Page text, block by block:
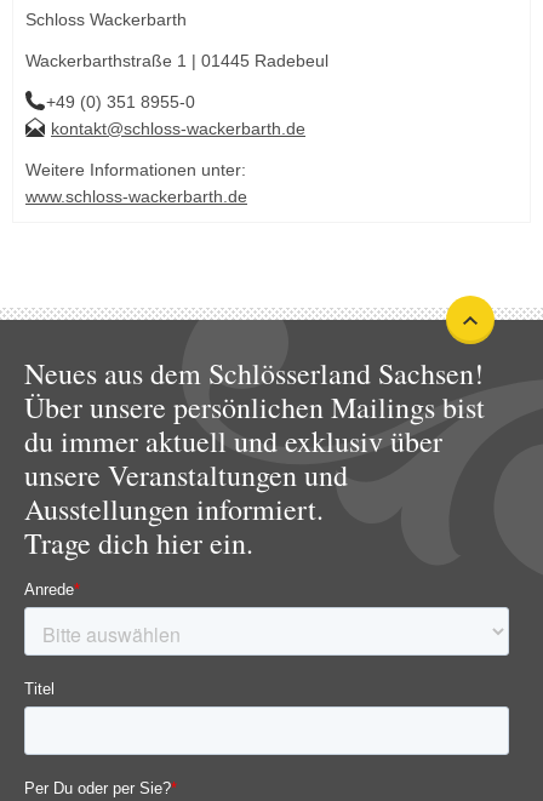
Schloss Wackerbarth
Wackerbarthstraße 1 | 01445 Radebeul
+49 (0) 351 8955-0
kontakt@schloss-wackerbarth.de
Weitere Informationen unter:
www.schloss-wackerbarth.de
Neues aus dem Schlösserland Sachsen!
Über unsere persönlichen Mailings bist
du immer aktuell und exklusiv über
unsere Veranstaltungen und
Ausstellungen informiert.
Trage dich hier ein.